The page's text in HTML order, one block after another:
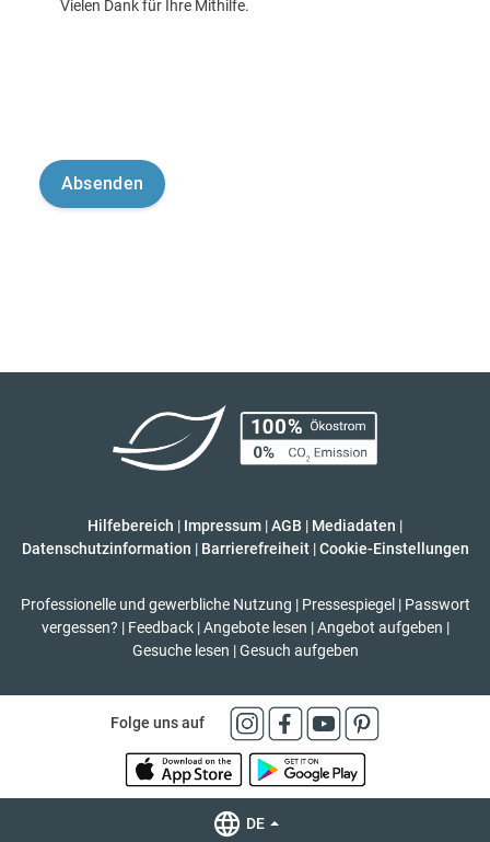
Vielen Dank für Ihre Mithilfe.
Hilfebereich | Impressum |AGB | Mediadaten |
Datenschutzinformation | Barrierefreiheit | Cookie-Einstellungen
Professionelle und gewerbliche Nutzung | Pressespiegel | Passwort
vergessen? | Feedback | Angebote lesen | Angebot aufgeben |
Gesuche lesen | Gesuch aufgeben
Folge uns auf
DE